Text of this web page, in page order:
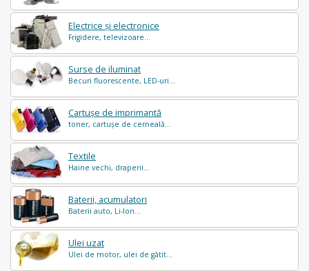
Electrice și electronice
Frigidere, televizoare...
Surse de iluminat
Becuri fluorescente, LED-uri...
Cartușe de imprimantă
toner, cartușe de cerneală...
Textile
Haine vechi, draperii...
Baterii, acumulatori
Baterii auto, Li-Ion...
Ulei uzat
Ulei de motor, ulei de gătit...